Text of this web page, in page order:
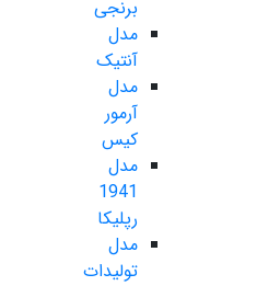
برنجی
مدل
آنتیک
مدل
آرمور
کیس
مدل
1941
رپلیکا
مدل
تولیدات